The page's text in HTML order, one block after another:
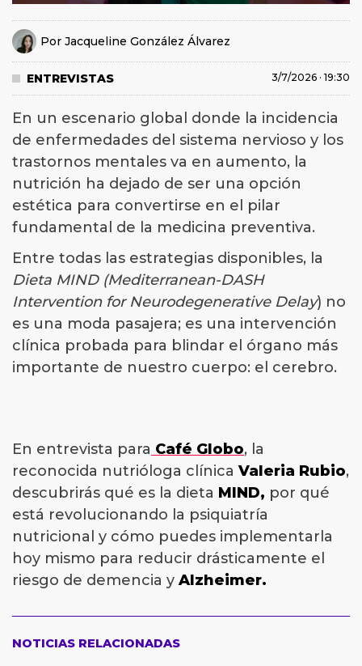
ENTREVISTAS
Por Jacqueline González Álvarez
3/7/2026 · 19:30
En un escenario global donde la incidencia
de enfermedades del sistema nervioso y los
trastornos mentales va en aumento, la
nutrición ha dejado de ser una opción
estética para convertirse en el pilar
fundamental de la medicina preventiva.
Entre todas las estrategias disponibles, la
Dieta MIND (Mediterranean-DASH
Intervention for Neurodegenerative Delay) no
es una moda pasajera; es una intervención
clínica probada para blindar el órgano más
importante de nuestro cuerpo: el cerebro.
En entrevista para Café Globo, la
reconocida nutrióloga clínica Valeria Rubio,
descubrirás qué es la dieta MIND, por qué
está revolucionando la psiquiatría
nutricional y cómo puedes implementarla
hoy mismo para reducir drásticamente el
riesgo de demencia y Alzheimer.
NOTICIAS RELACIONADAS